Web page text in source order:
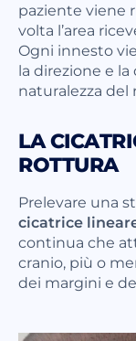
paziente viene
volta l’area
Ogni innesto
la direzione e
naturalezza
LA
ROTTURA
Prelevare una
cicatrice
continua che
cranio, più o
dei margini e